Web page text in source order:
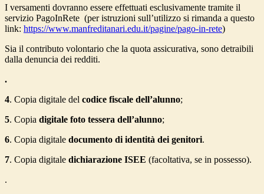
I versamenti dovranno essere effettuati esclusivamente tramite il
servizio PagoInRete (per istruzioni sull’utilizzo si rimanda a questo
link: https://www.manfreditanari.edu.it/pagine/pago-in-rete)
Sia il contributo volontario che la quota assicurativa, sono detraibili
dalla denuncia dei redditi.
.
4. Copia digitale del codice fiscale dell’alunno;
5. Copia digitale foto tessera dell’alunno;
6. Copia digitale documento di identità dei genitori.
7. Copia digitale dichiarazione ISEE (facoltativa, se in possesso).
.